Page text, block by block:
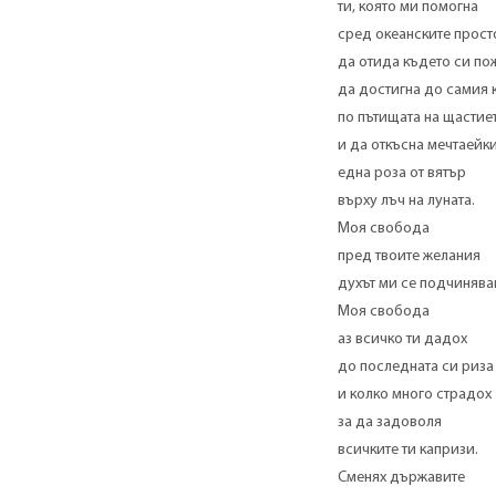
ти, която ми помогна
сред океанските
да отида където си
да достигна до самия
по пътищата на
и да откъсна мечтаейки
една роза от вятър
върху лъч на луната.
Моя свобода
пред твоите желания
духът ми се
Моя свобода
аз всичко ти дадох
до последната си риза
и колко много страдох
за да задоволя
всичките ти капризи.
Сменях държавите